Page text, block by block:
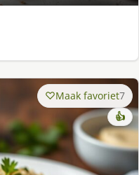
Maak favoriet7
👍